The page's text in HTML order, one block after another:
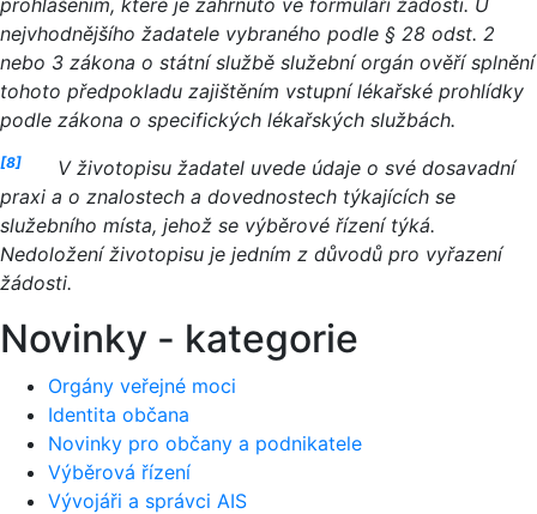
nejvhodnějšího žadatele vybraného podle § 28 odst. 2
nebo 3 zákona o státní službě služební orgán ověří splnění
tohoto předpokladu zajištěním vstupní lékařské prohlídky
podle zákona o specifických lékařských službách.
[8] V životopisu žadatel uvede údaje o své dosavadní
praxi a o znalostech a dovednostech týkajících se
služebního místa, jehož se výběrové řízení týká.
Nedoložení životopisu je jedním z důvodů pro vyřazení
žádosti.
Novinky - kategorie
Orgány veřejné moci
Identita občana
Novinky pro občany a podnikatele
Výběrová řízení
Vývojáři a správci AIS